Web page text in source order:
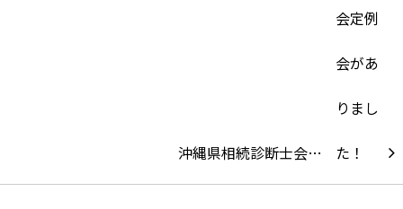
沖縄県相続診断士会…